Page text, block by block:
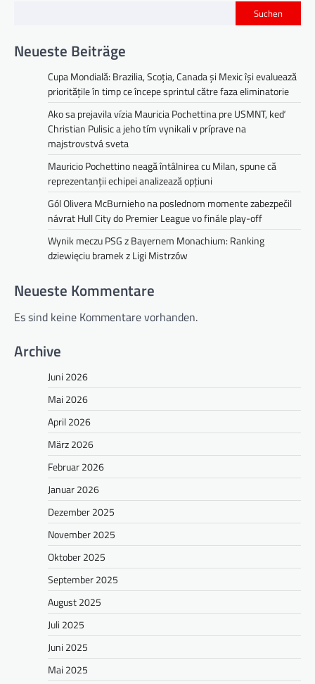
t
Suchen
Neueste Beiträge
Cupa Mondială: Brazilia, Scoția, Canada și Mexic își evaluează
prioritățile în timp ce începe sprintul către faza eliminatorie
Ako sa prejavila vízia Mauricia Pochettina pre USMNT, keď
Christian Pulisic a jeho tím vynikali v príprave na
majstrovstvá sveta
Mauricio Pochettino neagă întâlnirea cu Milan, spune că
reprezentanții echipei analizează opțiuni
Gól Olivera McBurnieho na poslednom momente zabezpečil
návrat Hull City do Premier League vo finále play-off
Wynik meczu PSG z Bayernem Monachium: Ranking
dziewięciu bramek z Ligi Mistrzów
Neueste Kommentare
Es sind keine Kommentare vorhanden.
Archive
Juni 2026
Mai 2026
April 2026
März 2026
Februar 2026
Januar 2026
Dezember 2025
November 2025
Oktober 2025
September 2025
August 2025
Juli 2025
Juni 2025
Mai 2025